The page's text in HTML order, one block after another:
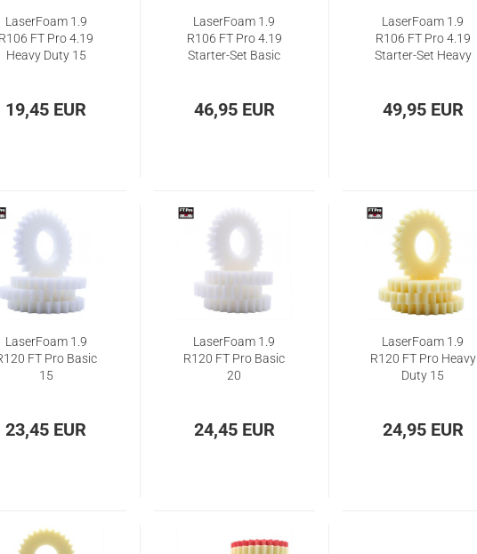
LaserFoam 1.9
FT Pro 4.19
Heavy Duty 15
19,45 EUR
LaserFoam 1.9
R106 FT Pro 4.19
Starter-Set Basic
46,95 EUR
LaserFoam 1.9
R106 FT Pro 4.19
Starter-Set Heavy
49,95 EUR
LaserFoam 1.9
FT Pro Basic
15
23,45 EUR
LaserFoam 1.9
R120 FT Pro Basic
20
24,45 EUR
LaserFoam 1.9
R120 FT Pro Heavy
Duty 15
24,95 EUR